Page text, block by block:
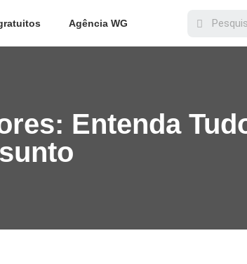
Agência WG
Entenda